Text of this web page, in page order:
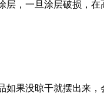
，一旦涂层破损，在
果没晾干就摆出来，